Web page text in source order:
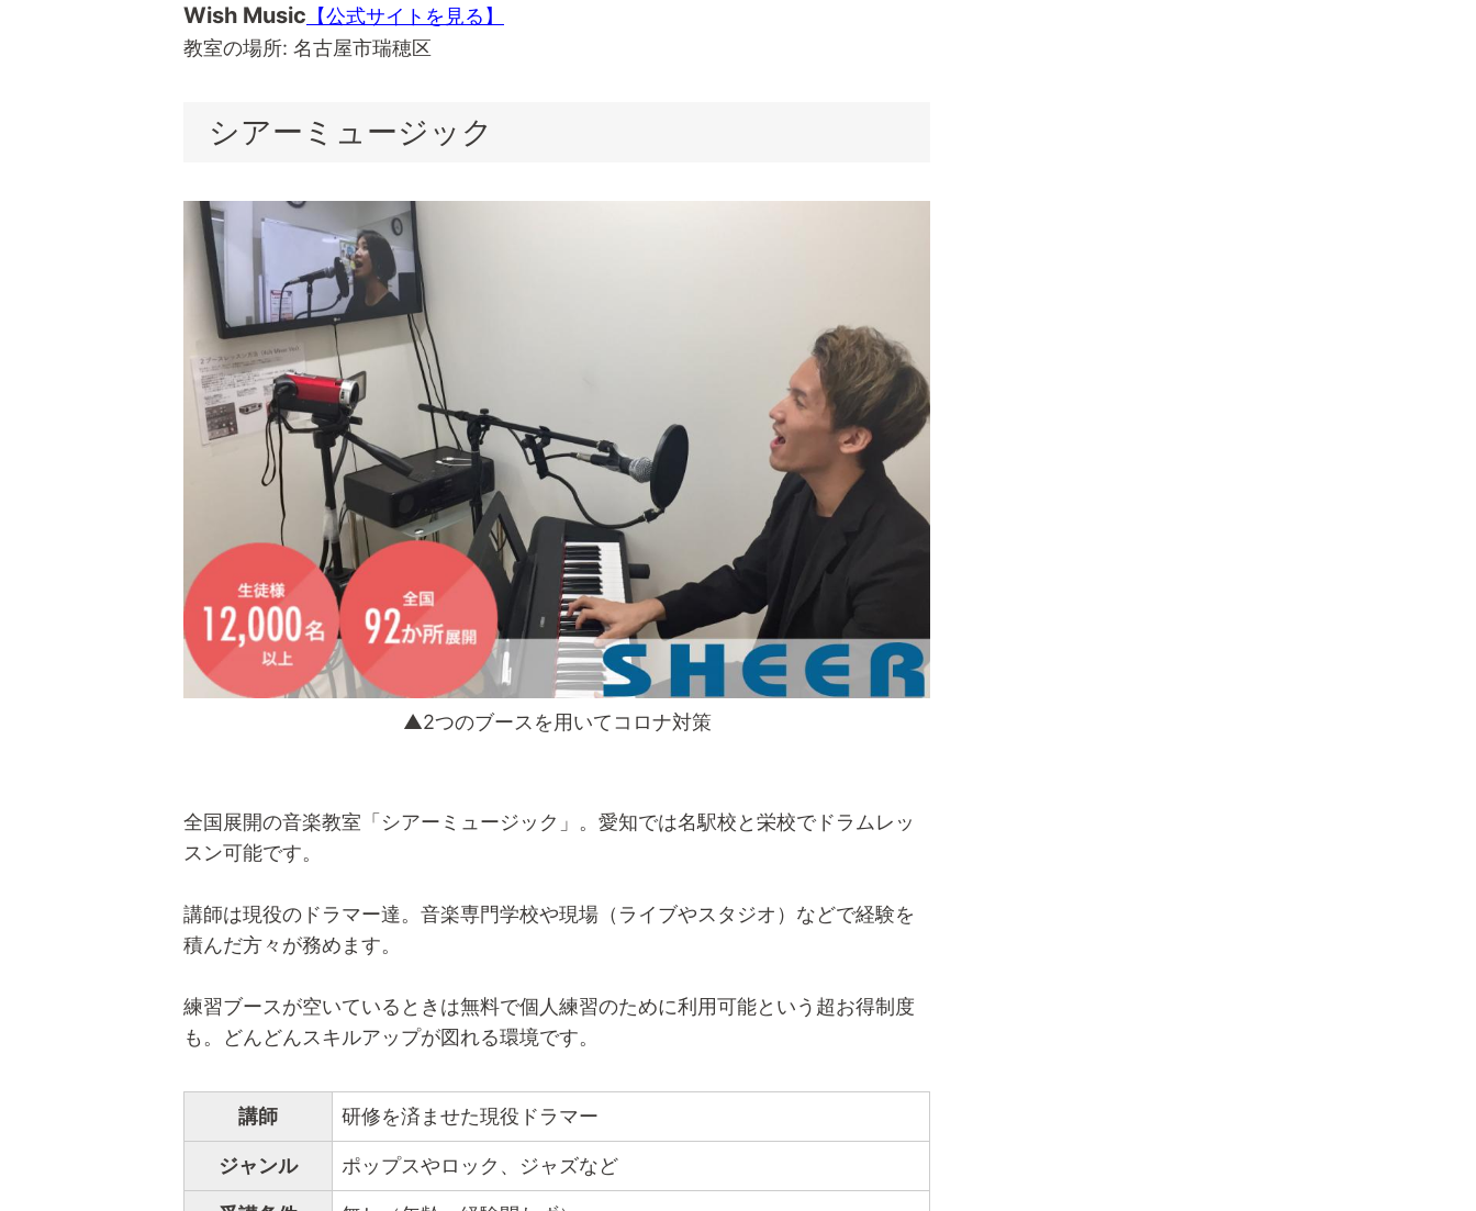
Wish Music 【公式サイトを見る】
教室の場所: 名古屋市瑞穂区
シアーミュージック
▲2つのブースを用いてコロナ対策
全国展開の音楽教室「シアーミュージック」。愛知では名駅校と栄校でドラムレッ
スン可能です。
講師は現役のドラマー達。音楽専門学校や現場（ライブやスタジオ）などで経験を
積んだ方々が務めます。
練習ブースが空いているときは無料で個人練習のために利用可能という超お得制度
も。どんどんスキルアップが図れる環境です。
講師 研修を済ませた現役ドラマー
ジャンル ポップスやロック、ジャズなど